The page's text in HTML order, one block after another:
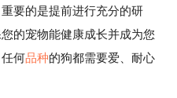
要的是提前进行充分的研
的宠物能健康成长并成为您
何品种的狗都需要爱、耐心